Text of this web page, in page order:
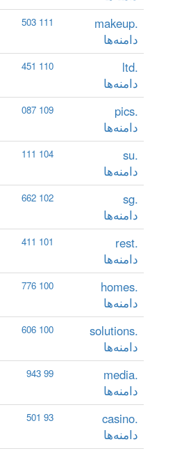
.makeup
دامنه‌ها
111 503
.ltd
دامنه‌ها
110 451
.pics
دامنه‌ها
109 087
.su
دامنه‌ها
104 111
.sg
دامنه‌ها
102 662
.rest
دامنه‌ها
101 411
.homes
دامنه‌ها
100 776
.solutions
دامنه‌ها
100 606
.media
دامنه‌ها
99 943
.casino
دامنه‌ها
93 501